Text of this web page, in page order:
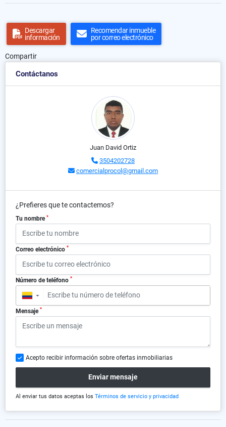
Descargar
información
Recomendar inmueble
por correo electrónico
Compartir
Contáctanos
Juan David Ortiz
3504202728
comercialprocol@gmail.com
¿Prefieres que te contactemos?
Tu nombre *
Correo electrónico *
Número de teléfono *
▼
Mensaje *
Acepto recibir información sobre ofertas inmobiliarias
Enviar mensaje
Al enviar tus datos aceptas los Términos de servicio y privacidad